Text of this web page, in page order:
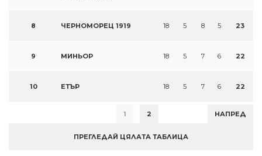
8 ЧЕРНОМОРЕЦ 1919 18 5 8 5 23
9 МИНЬОР 18 5 7 6 22
10 ЕТЪР 18 5 7 6 22
1 2 НАПРЕД
ПРЕГЛЕДАЙ ЦЯЛАТА ТАБЛИЦА